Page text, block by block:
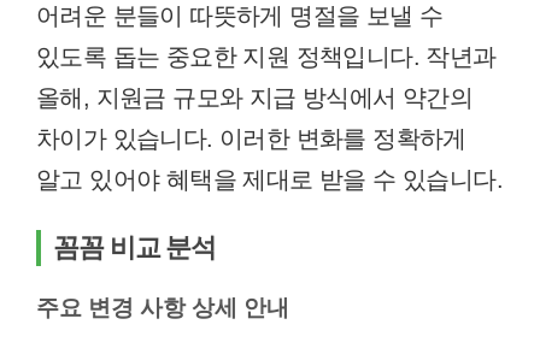
어려운 분들이 따뜻하게 명절을 보낼 수
있도록 돕는 중요한 지원 정책입니다. 작년과
올해, 지원금 규모와 지급 방식에서 약간의
차이가 있습니다. 이러한 변화를 정확하게
알고 있어야 혜택을 제대로 받을 수 있습니다.
꼼꼼 비교 분석
주요 변경 사항 상세 안내